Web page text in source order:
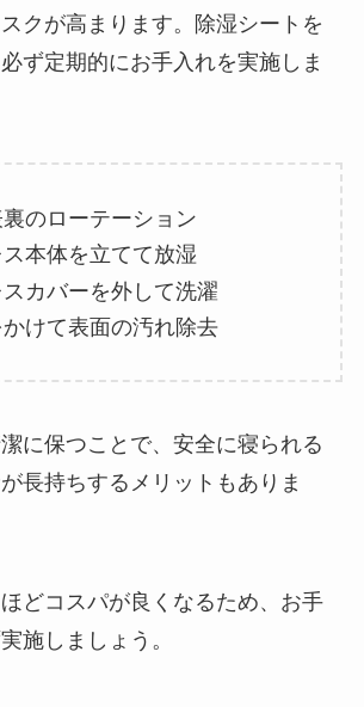
クが高まります。除湿シートを
ず定期的にお手入れを実施しま
裏のローテーション
本体を立てて放湿
カバーを外して洗濯
けて表面の汚れ除去
に保つことで、安全に寝られる
長持ちするメリットもありま
どコスパが良くなるため、お手
施しましょう。